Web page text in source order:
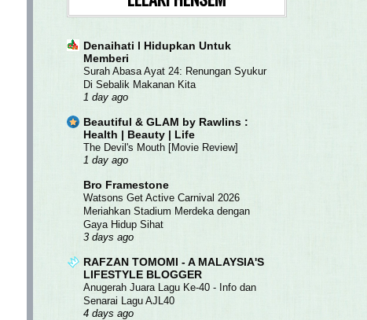
Denaihati l Hidupkan Untuk
Memberi
Surah Abasa Ayat 24: Renungan Syukur
Di Sebalik Makanan Kita
1 day ago
Beautiful & GLAM by Rawlins :
Health | Beauty | Life
The Devil's Mouth [Movie Review]
1 day ago
Bro Framestone
Watsons Get Active Carnival 2026
Meriahkan Stadium Merdeka dengan
Gaya Hidup Sihat
3 days ago
RAFZAN TOMOMI - A MALAYSIA'S
LIFESTYLE BLOGGER
Anugerah Juara Lagu Ke-40 - Info dan
Senarai Lagu AJL40
4 days ago